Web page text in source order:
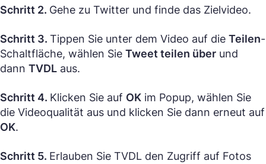
Schritt 2. Gehe zu Twitter und finde das Zielvideo.
Schritt 3. Tippen Sie unter dem Video auf die Teilen-
Schaltfläche, wählen Sie Tweet teilen über und
dann TVDL aus.
Schritt 4. Klicken Sie auf OK im Popup, wählen Sie
die Videoqualität aus und klicken Sie dann erneut auf
OK.
Schritt 5. Erlauben Sie TVDL den Zugriff auf Fotos